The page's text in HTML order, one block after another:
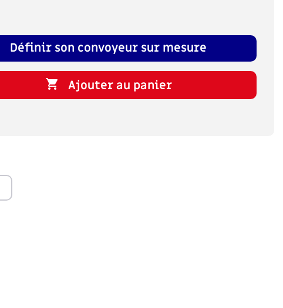
Définir son convoyeur sur mesure
 Ajouter au panier